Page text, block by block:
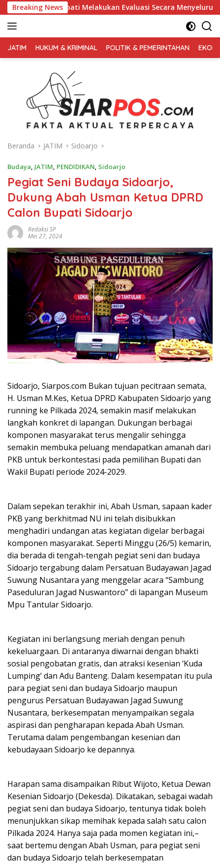
Langsung
ke
konten
Breaking News
Evaluasi Secara Menyeluruh Kembali Pimpin
TERPERCAYA
JATIM HUKUM & KRIMINAL POLITIK & PEMERINTAHAN
Beranda JATIM Sidoarjo
Budaya, JATIM, PENDIDIKAN, Sidoarjo
Pegiat Seni Budaya Sidoarjo,
Dukung Abah Usman Ketua DPRD
Calon Bupati Sidoarjo
Redaksi SP
Mei 27, 2024
Sidoarjo, Siarpos.com Bukan tujuan pecitraan semata,
H. Usman M.Kes, Ketua DPRD Kabupaten Sidoarjo yang
running ke Pilkada 2024, semakin masif melakukan
langkah konkret di lapangan. Dukungan berbagai
komponen masyarakat terus mengalir sehingga
semakin membuka peluang mendapatkan amanah dari
PKB untuk berkontestasi pada pemilihan Bupati dan
Wakil Bupati periode 2024-2029.
Dalam sepekan terakhir ini, Abah Usman, sapaan kader
PKB yang berkhitmad NU ini telah disibukkan
menghadiri undangan atas kegiatan digelar berbagai
komponen masyarakat. Seperti Minggu (26/5) kemarin,
dia berada di tengah-tengah pegiat seni dan budaya
Sidoarjo tergabung dalam Persatuan Budayawan Jagad
Suwung Nusantara yang menggelar acara “Sambung
Paseduluran Jagad Nuswantoro” di lapangan Museum
Mpu Tantular Sidoarjo.
Kegiatan ini berlangsung meriah dengan penuh
kekeluargaan. Di antaranya diwarnai dengan bhakti
sosial pengobatan gratis, dan atraksi kesenian ‘Kuda
Lumping’ dan Adu Banteng. Dalam kesempatan itu pula
para pegiat seni dan budaya Sidoarjo maupun
pengurus Persatuan Budayawan Jagad Suwung
Nusantara, berkesempatan menyampaikan segala
aspirasi dan pengharapan kepada Abah Usman.
Terutama dalam pengembangan kesenian dan
kebudayaan Sidoarjo ke depannya.
Harapan sama disampaikan Ribut Wijoto, Ketua Dewan
Kesenian Sidoarjo (Dekesda). Dikatakan, sebagai wadah
pegiat seni dan budaya Sidoarjo, tentunya tidak boleh
menunjukkan sikap memihak kepada salah satu calon
Pilkada 2024. Hanya saja pada momen kegiatan ini,–
saat bertemu dengan Abah Usman, para pegiat seni
dan budaya Sidoarjo telah berkesempatan